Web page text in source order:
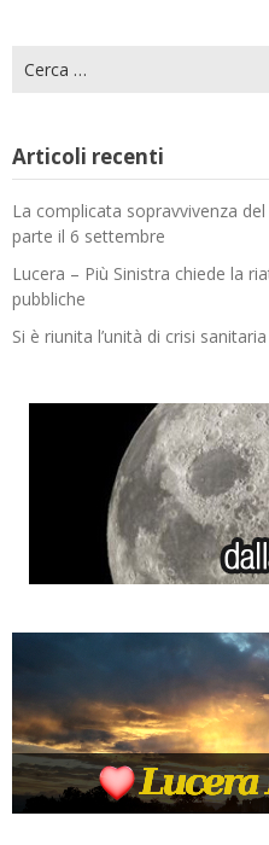
per:
Articoli recenti
La complicata sopravvivenza
parte il 6 settembre
Lucera – Più Sinistra chiede la
pubbliche
Si è riunita l’unità di crisi